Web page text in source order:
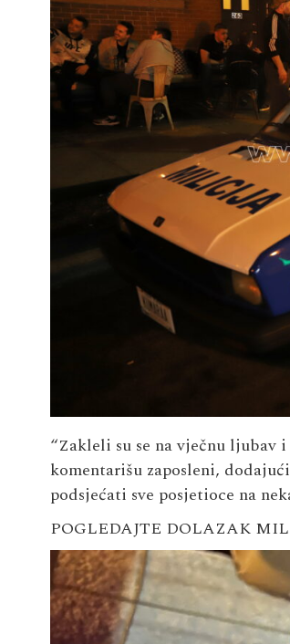
“Zakleli su se na vječnu ljubav
komentarišu zaposleni,
podsjećati sve posjetioce na
POGLEDAJTE DOLAZAK